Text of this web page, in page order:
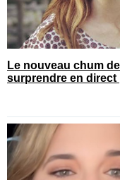
Le nouveau chum
surprendre en direct